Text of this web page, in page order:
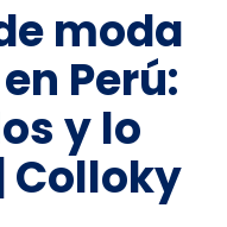
moda
Perú:
y lo
Colloky